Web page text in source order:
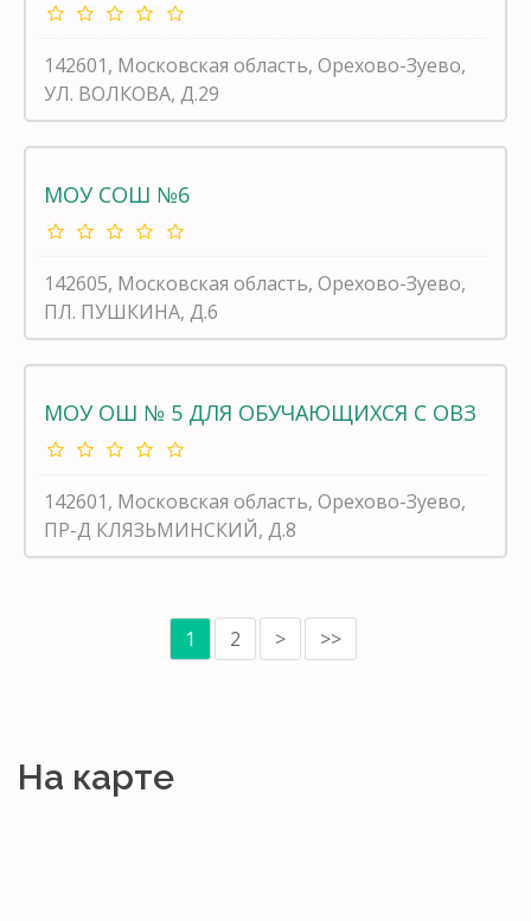
142601, Московская область, Орехово-Зуево,
УЛ. ВОЛКОВА, Д.29
МОУ СОШ №6
142605, Московская область, Орехово-Зуево,
ПЛ. ПУШКИНА, Д.6
МОУ ОШ № 5 ДЛЯ ОБУЧАЮЩИХСЯ С ОВЗ
142601, Московская область, Орехово-Зуево,
ПР-Д КЛЯЗЬМИНСКИЙ, Д.8
1 2 > >>
На карте